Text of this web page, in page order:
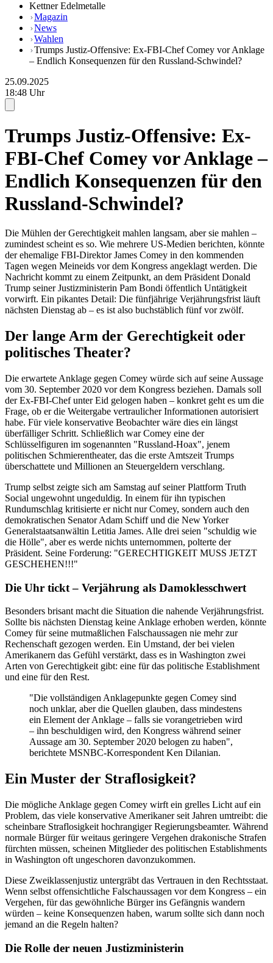
Kettner Edelmetalle
Magazin
News
Wahlen
Trumps Justiz-Offensive: Ex-FBI-Chef Comey vor Anklage
– Endlich Konsequenzen für den Russland-Schwindel?
25.09.2025
18:48 Uhr
Trumps Justiz-Offensive: Ex-
FBI-Chef Comey vor Anklage –
Endlich Konsequenzen für den
Russland-Schwindel?
Die Mühlen der Gerechtigkeit mahlen langsam, aber sie mahlen –
zumindest scheint es so. Wie mehrere US-Medien berichten, könnte
der ehemalige FBI-Direktor James Comey in den kommenden
Tagen wegen Meineids vor dem Kongress angeklagt werden. Die
Nachricht kommt zu einem Zeitpunkt, an dem Präsident Donald
Trump seiner Justizministerin Pam Bondi öffentlich Untätigkeit
vorwirft. Ein pikantes Detail: Die fünfjährige Verjährungsfrist läuft
nächsten Dienstag ab – es ist also buchstäblich fünf vor zwölf.
Der lange Arm der Gerechtigkeit oder
politisches Theater?
Die erwartete Anklage gegen Comey würde sich auf seine Aussage
vom 30. September 2020 vor dem Kongress beziehen. Damals soll
der Ex-FBI-Chef unter Eid gelogen haben – konkret geht es um die
Frage, ob er die Weitergabe vertraulicher Informationen autorisiert
habe. Für viele konservative Beobachter wäre dies ein längst
überfälliger Schritt. Schließlich war Comey eine der
Schlüsselfiguren im sogenannten "Russland-Hoax", jenem
politischen Schmierentheater, das die erste Amtszeit Trumps
überschattete und Millionen an Steuergeldern verschlang.
Trump selbst zeigte sich am Samstag auf seiner Plattform Truth
Social ungewohnt ungeduldig. In einem für ihn typischen
Rundumschlag kritisierte er nicht nur Comey, sondern auch den
demokratischen Senator Adam Schiff und die New Yorker
Generalstaatsanwältin Letitia James. Alle drei seien "schuldig wie
die Hölle", aber es werde nichts unternommen, polterte der
Präsident. Seine Forderung: "GERECHTIGKEIT MUSS JETZT
GESCHEHEN!!!"
Die Uhr tickt – Verjährung als Damoklesschwert
Besonders brisant macht die Situation die nahende Verjährungsfrist.
Sollte bis nächsten Dienstag keine Anklage erhoben werden, könnte
Comey für seine mutmaßlichen Falschaussagen nie mehr zur
Rechenschaft gezogen werden. Ein Umstand, der bei vielen
Amerikanern das Gefühl verstärkt, dass es in Washington zwei
Arten von Gerechtigkeit gibt: eine für das politische Establishment
und eine für den Rest.
"Die vollständigen Anklagepunkte gegen Comey sind
noch unklar, aber die Quellen glauben, dass mindestens
ein Element der Anklage – falls sie vorangetrieben wird
– ihn beschuldigen wird, den Kongress während seiner
Aussage am 30. September 2020 belogen zu haben",
berichtete MSNBC-Korrespondent Ken Dilanian.
Ein Muster der Straflosigkeit?
Die mögliche Anklage gegen Comey wirft ein grelles Licht auf ein
Problem, das viele konservative Amerikaner seit Jahren umtreibt: die
scheinbare Straflosigkeit hochrangiger Regierungsbeamter. Während
normale Bürger für weitaus geringere Vergehen drakonische Strafen
fürchten müssen, scheinen Mitglieder des politischen Establishments
in Washington oft ungeschoren davonzukommen.
Diese Zweiklassenjustiz untergräbt das Vertrauen in den Rechtsstaat.
Wenn selbst offensichtliche Falschaussagen vor dem Kongress – ein
Vergehen, für das gewöhnliche Bürger ins Gefängnis wandern
würden – keine Konsequenzen haben, warum sollte sich dann noch
jemand an die Regeln halten?
Die Rolle der neuen Justizministerin